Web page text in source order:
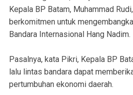
Kepala BP Batam, Muhammad
berkomitmen untuk
Bandara Internasional Hang Nadim.
Pasalnya, kata Pikri, Kepala BP
lalu lintas bandara dapat
pertumbuhan ekonomi daerah.